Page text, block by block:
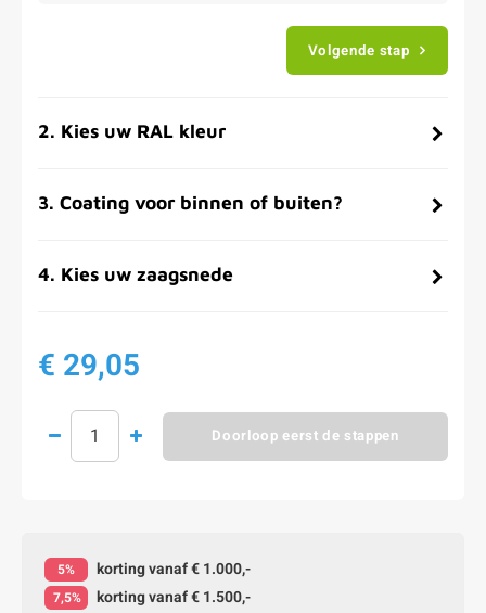
Volgende stap
2. Kies uw RAL kleur
3. Coating voor binnen of buiten?
4. Kies uw zaagsnede
€ 29,05
Doorloop eerst de stappen
5% korting vanaf € 1.000,-
7,5% korting vanaf € 1.500,-